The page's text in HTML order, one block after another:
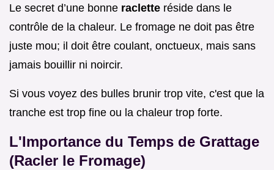
Le secret d’une bonne raclette réside dans le
contrôle de la chaleur. Le fromage ne doit pas être
juste mou; il doit être coulant, onctueux, mais sans
jamais bouillir ni noircir.
Si vous voyez des bulles brunir trop vite, c'est que la
tranche est trop fine ou la chaleur trop forte.
L'Importance du Temps de Grattage
(Racler le Fromage)